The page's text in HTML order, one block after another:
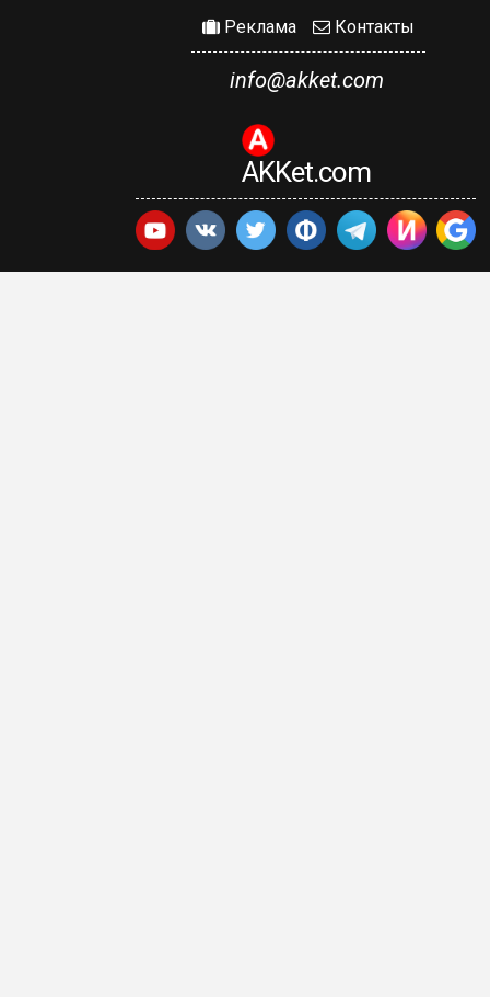
Реклама Контакты
info@akket.com
AKKet.com